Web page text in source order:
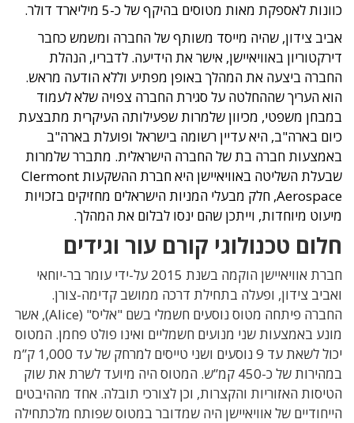
כוונות לאספקת מאות מטוסים בהיקף של כ-5 מיליארד דולר.
אביב צידון, שהיה מייסד משותף של החברה ומשמש כחבר
דירקטוריון באוויאיישן, אישר את הידיעה. לדבריו, הנהלת
החברה ביצעה את המהלך באופן מפתיע וללא הודעה מראש.
הוא העריך שההחלטה על סגירת החברה צפויה שלא לעמוד
במבחן משפטי, מכיוון שלמרות שפעילותה העיקרית מתבצעת
כיום בארה"ב, היא עדיין רשומה בישראל ופועלת בארה"ב
באמצעות חברה בת של החברה הישראלית. מתברר שלמרות
שבעלת השליטה באוויאיישן היא חברת ההשקעות Clermont
Aerospace, חלק מבעלי המניות הישראלים מחזיקים בזכויות
מיעוט מיוחדות, וייתכן שהם ינסו לבלום את המהלך.
חלום טכנולוגי קורם עור וגידים
חברת אוויאיישן הוקמה בשנת 2015 על-ידי עומר בר-יוחאי
ואביב צידון, ופעלה בתחילת דרכה ממושב קדימה-צורן.
החברה פיתחה מטוס נוסעים חשמלי בשם "אליס" (Alice), אשר
מונע באמצעות שני מנועים חשמליים ואינו פולט פחמן. המטוס
יכול לשאת עד 9 נוסעים ושני טייסים למרחק של עד 1,000 ק”מ
במהירות של כ-450 קמ”ש. המטוס היה מיועד לשרת את שוק
הטיסות האזוריות והקצרות, וכן לצורכי תובלה. אחד מההיבטים
הייחודיים של אוויאיישן היה שמדובר במטוס שפותח מלכתחילה